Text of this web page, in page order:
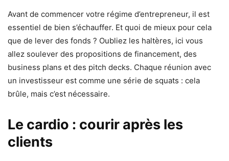
Avant de commencer votre régime d’entrepreneur, il est
essentiel de bien s’échauffer. Et quoi de mieux pour cela
que de lever des fonds ? Oubliez les haltères, ici vous
allez soulever des propositions de financement, des
business plans et des pitch decks. Chaque réunion avec
un investisseur est comme une série de squats : cela
brûle, mais c’est nécessaire.
Le cardio : courir après les
clients